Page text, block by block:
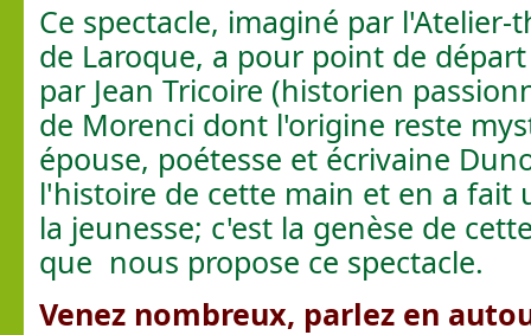
Ce spectacle, imaginé par l'Atelier-
de Laroque, a pour point de
par Jean Tricoire (historien
de Morenci dont l'origine reste
épouse, poétesse et écrivaine
l'histoire de cette main et en a fait
la jeunesse; c'est la genèse de
que nous propose ce spectacle.
Venez nombreux, parlez en